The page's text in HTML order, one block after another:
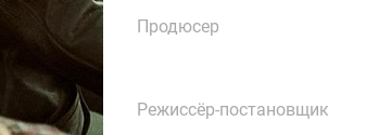
Продюсер
Режиссёр-постановщик